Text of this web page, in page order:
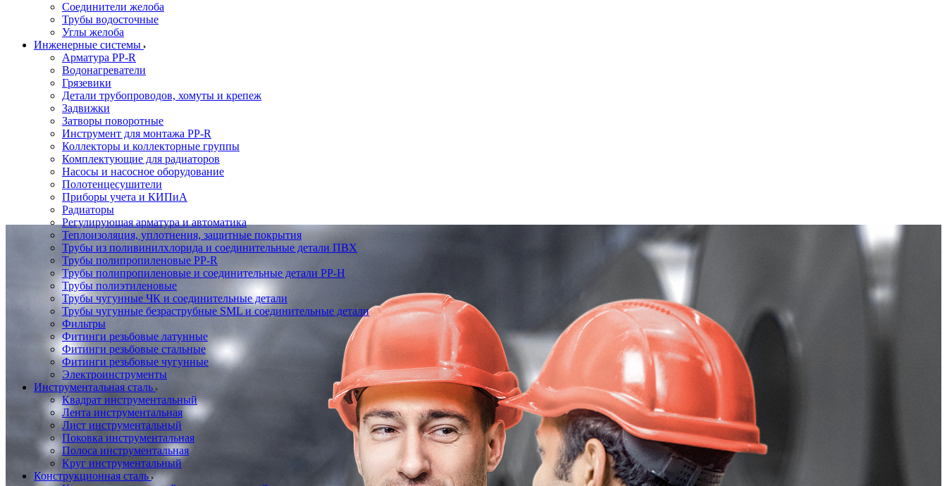
Соединители желоба
Трубы водосточные
Углы желоба
Инженерные системы
Арматура PP-R
Водонагреватели
Грязевики
Детали трубопроводов, хомуты и крепеж
Задвижки
Затворы поворотные
Инструмент для монтажа PP-R
Коллекторы и коллекторные группы
Комплектующие для радиаторов
Насосы и насосное оборудование
Полотенцесушители
Приборы учета и КИПиА
Радиаторы
Регулирующая арматура и автоматика
Теплоизоляция, уплотнения, защитные покрытия
Трубы из поливинилхлорида и соединительные детали ПВХ
Трубы полипропиленовые PP-R
Трубы полипропиленовые и соединительные детали PP-H
Трубы полиэтиленовые
Трубы чугунные ЧК и соединительные детали
Трубы чугунные безраструбные SML и соединительные детали
Фильтры
Фитинги резьбовые латунные
Фитинги резьбовые стальные
Фитинги резьбовые чугунные
Электроинструменты
Инструментальная сталь
Квадрат инструментальный
Лента инструментальная
Лист инструментальный
Поковка инструментальная
Полоса инструментальная
Круг инструментальный
Конструкционная сталь